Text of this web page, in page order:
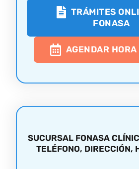
TRÁMITES
FONASA
AGENDAR
SUCURSAL FONASA
TELÉFONO, DIRECCIÓN,